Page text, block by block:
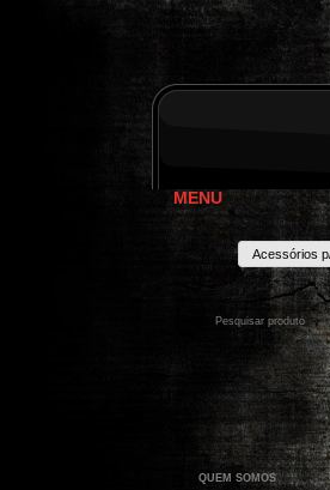
MENU
Acessórios
QUEM SOMOS